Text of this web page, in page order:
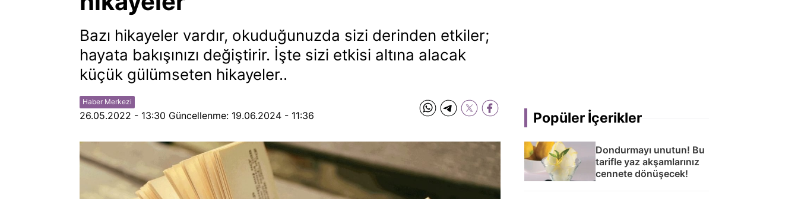
Bazı hikayeler vardır, okuduğunuzda sizi derinden etkiler;
hayata bakışınızı değiştirir. İşte sizi etkisi altına alacak
küçük gülümseten hikayeler..
Haber Merkezi
26.05.2022 - 13:30 Güncellenme: 19.06.2024 - 11:36 Popüler İçerikler
Dondurmayı unutun! Bu
tarifle yaz akşamlarınız
cennete dönüşecek!